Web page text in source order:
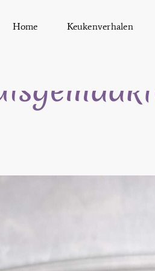
Home Keukenverhalen